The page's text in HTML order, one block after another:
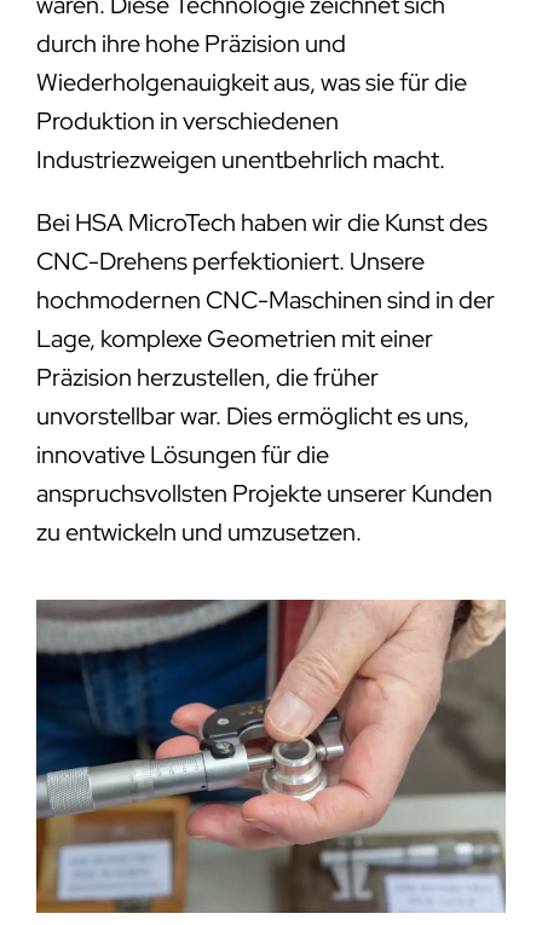
durch ihre hohe Präzision und
Wiederholgenauigkeit aus, was sie für die
Produktion in verschiedenen
Industriezweigen unentbehrlich macht.
Bei HSA MicroTech haben wir die Kunst des
CNC-Drehens perfektioniert. Unsere
hochmodernen CNC-Maschinen sind in der
Lage, komplexe Geometrien mit einer
Präzision herzustellen, die früher
unvorstellbar war. Dies ermöglicht es uns,
innovative Lösungen für die
anspruchsvollsten Projekte unserer Kunden
zu entwickeln und umzusetzen.